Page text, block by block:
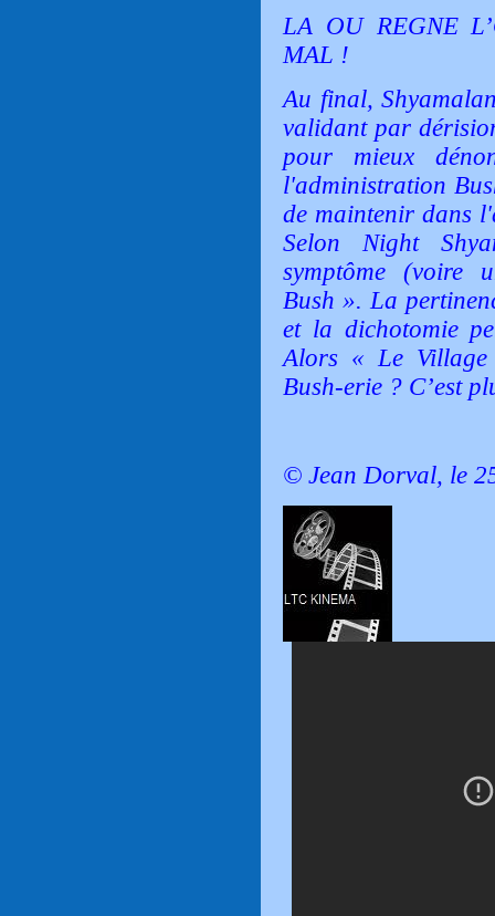
LA OU REGNE
MAL !
Au final,
validant par
pour mieux
l'administration
de maintenir dans
Selon Night
symptôme (voire
Bush ». La
et la dichotomie
Alors « Le
Bush-erie ? C’est
© Jean Dorval, le